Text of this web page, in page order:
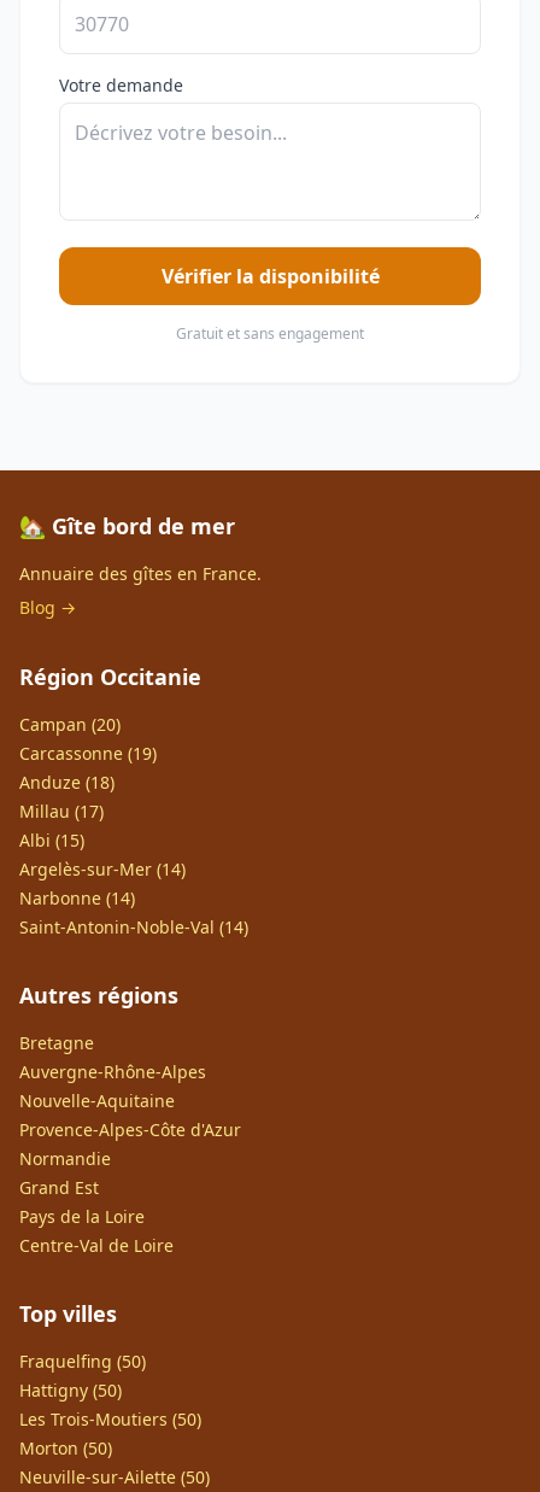
Votre demande
Vérifier la disponibilité
Gratuit et sans engagement
🏡 Gîte bord de mer
Annuaire des gîtes en France.
Blog →
Région Occitanie
Campan (20)
Carcassonne (19)
Anduze (18)
Millau (17)
Albi (15)
Argelès-sur-Mer (14)
Narbonne (14)
Saint-Antonin-Noble-Val (14)
Autres régions
Bretagne
Auvergne-Rhône-Alpes
Nouvelle-Aquitaine
Provence-Alpes-Côte d'Azur
Normandie
Grand Est
Pays de la Loire
Centre-Val de Loire
Top villes
Fraquelfing (50)
Hattigny (50)
Les Trois-Moutiers (50)
Morton (50)
Neuville-sur-Ailette (50)